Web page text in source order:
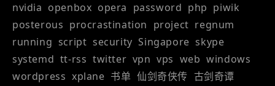
nvidia openbox opera password php piwik
posterous procrastination project regnum
running script security Singapore skype
systemd tt-rss twitter vpn vps web windows
wordpress xplane 书单 仙剑奇侠传 古剑奇谭